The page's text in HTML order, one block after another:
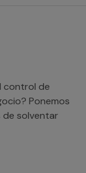
control de
Ponemos
solventar